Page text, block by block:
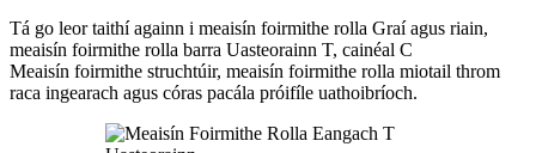
Tá go leor taithí againn i meaisín foirmithe rolla Graí agus riain,
meaisín foirmithe rolla barra Uasteorainn T, cainéal C
Meaisín foirmithe struchtúir, meaisín foirmithe rolla miotail throm
raca ingearach agus córas pacála próifíle uathoibríoch.